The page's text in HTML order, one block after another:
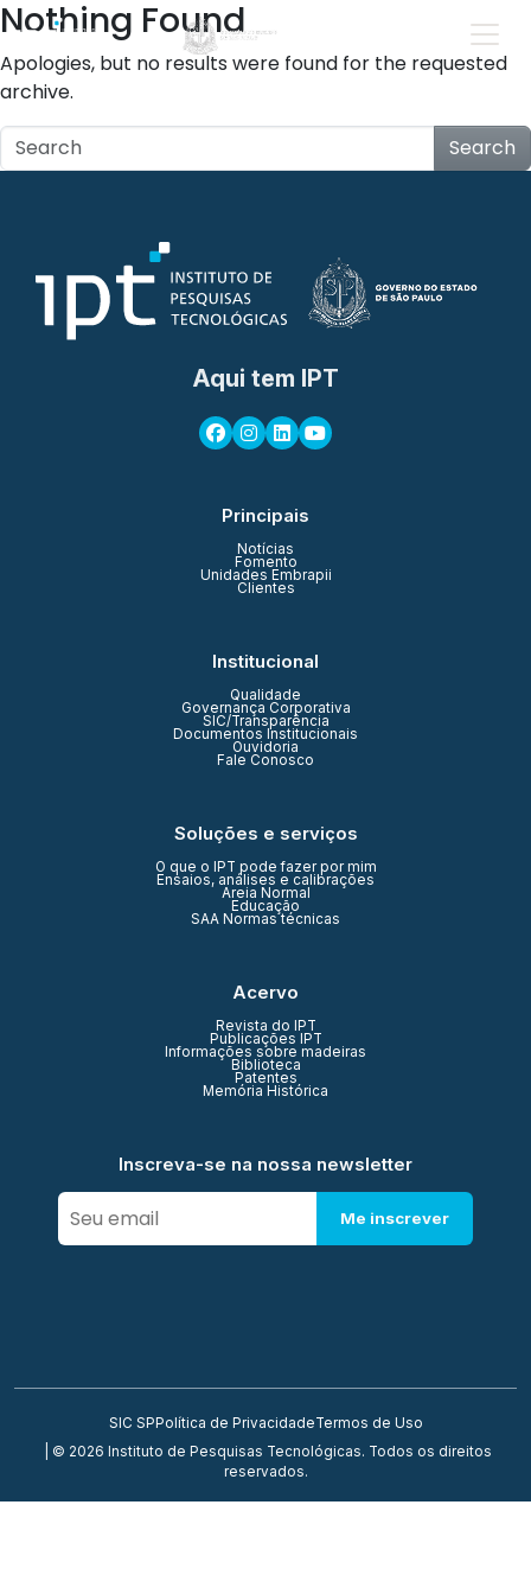
Nothing Found
Apologies, but no results were found for the requested
archive.
Search
Aqui tem IPT
Principais
Notícias
Fomento
Unidades Embrapii
Clientes
Institucional
Qualidade
Governança Corporativa
SIC/Transparência
Documentos Institucionais
Ouvidoria
Fale Conosco
Soluções e serviços
O que o IPT pode fazer por mim
Ensaios, análises e calibrações
Areia Normal
Educação
SAA Normas técnicas
Acervo
Revista do IPT
Publicações IPT
Informações sobre madeiras
Biblioteca
Patentes
Memória Histórica
Inscreva-se na nossa newsletter
Me inscrever
SIC SP Política de PrivacidadeTermos de Uso
| © 2026 Instituto de Pesquisas Tecnológicas. Todos os direitos
reservados.